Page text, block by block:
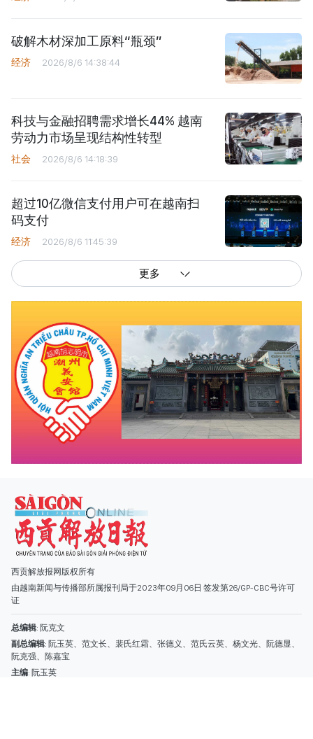
破解木材深加工原料“瓶颈”
经济 2026/8/6 14:38:44
科技与金融招聘需求增长44% 越南
劳动力市场呈现结构性转型
社会 2026/8/6 14:18:39
超过10亿微信支付用户可在越南扫
码支付
经济 2026/8/6 11:45:39
更多
西贡解放报网版权所有
由越南新闻与传播部所属报刊局于2023年09月06日 签发第26/GP-CBC号许可
副总编辑: 阮玉英、范文长、裴氏红霜、张德义、范氏云英、杨文光、阮德显、
阮克强、陈嘉宝
主编: 阮玉英
社址: 胡志明市棋盘坊阮氏明开街432-434号
总台: (028) 39294091 - 转 060
热线: 096.558.1888
编辑部: (028) 39294092 - 转 060
电子信箱
广告部
(028) 38334185
quangcaohoavan09@gmail.com;